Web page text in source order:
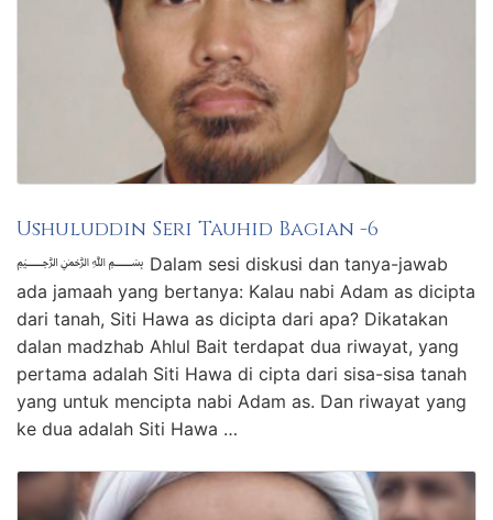
Ushuluddin Seri Tauhid Bagian -6
﷽ Dalam sesi diskusi dan tanya-jawab
ada jamaah yang bertanya: Kalau nabi Adam as dicipta
dari tanah, Siti Hawa as dicipta dari apa? Dikatakan
dalan madzhab Ahlul Bait terdapat dua riwayat, yang
pertama adalah Siti Hawa di cipta dari sisa-sisa tanah
yang untuk mencipta nabi Adam as. Dan riwayat yang
ke dua adalah Siti Hawa …